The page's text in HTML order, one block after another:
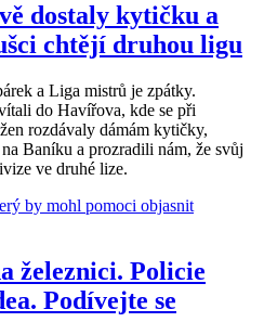
dostaly kytičku a
chtějí druhou ligu
a Liga mistrů je zpátky.
do Havířova, kde se při
rozdávaly dámám kytičky,
Baníku a prozradili nám, že svůj
ve druhé lize.
železnici. Policie
Podívejte se